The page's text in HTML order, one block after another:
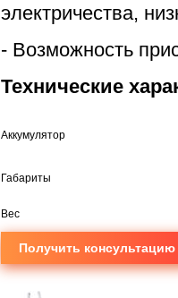
электричества,
- Возможность
Технические
Аккумулятор
Габариты
Вес
Получить консультацию